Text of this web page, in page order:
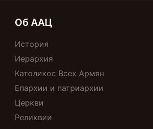
Об ААЦ
История
Иерархия
Католикос Всех Армян
Епархии и патриархии
Церкви
Реликвии